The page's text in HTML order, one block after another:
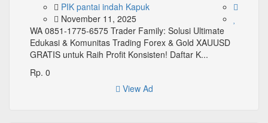
PIK pantai indah Kapuk
November 11, 2025
WA 0851-1775-6575 Trader Family: Solusi Ultimate
Edukasi & Komunitas Trading Forex & Gold XAUUSD
GRATIS untuk Raih Profit Konsisten! Daftar K...
Rp. 0
View Ad